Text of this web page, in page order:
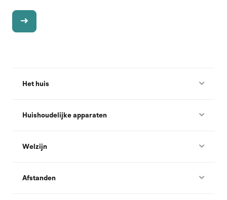
Het huis
Huishoudelijke apparaten
Welzijn
Afstanden